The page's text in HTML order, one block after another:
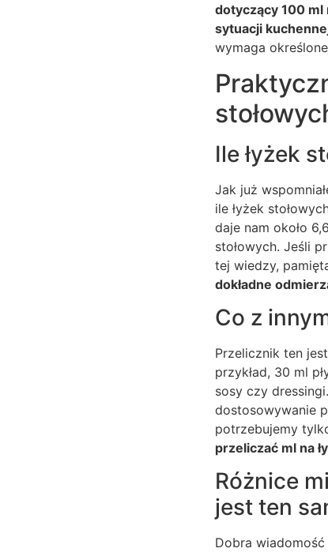
dotyczący 100 ml
sytuacji
wymaga
Ile łyżek
Jak już
ile łyżek
daje nam około
stołowych. Jeśli
tej wiedzy,
dokładne
Co z
Przelicznik ten
przykład, 30 ml
sosy czy
dostosowywanie
potrzebujemy
przeliczać ml na
Różnice
jest ten
Dobra